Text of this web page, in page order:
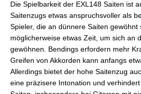
Die Spielbarkeit der EXL148 Saiten ist
Saitenzugs etwas anspruchsvoller als
Spieler, die an dünnere Saiten gewöhnt
möglicherweise etwas Zeit, um sich an
gewöhnen. Bendings erfordern mehr
Greifen von Akkorden kann anfangs
Allerdings bietet der hohe Saitenzug
eine präzisere Intonation und verhindert